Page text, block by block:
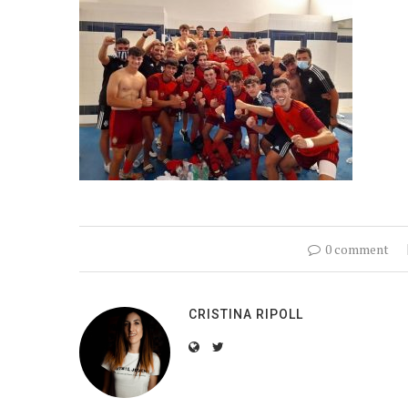
0 comment
CRISTINA RIPOLL